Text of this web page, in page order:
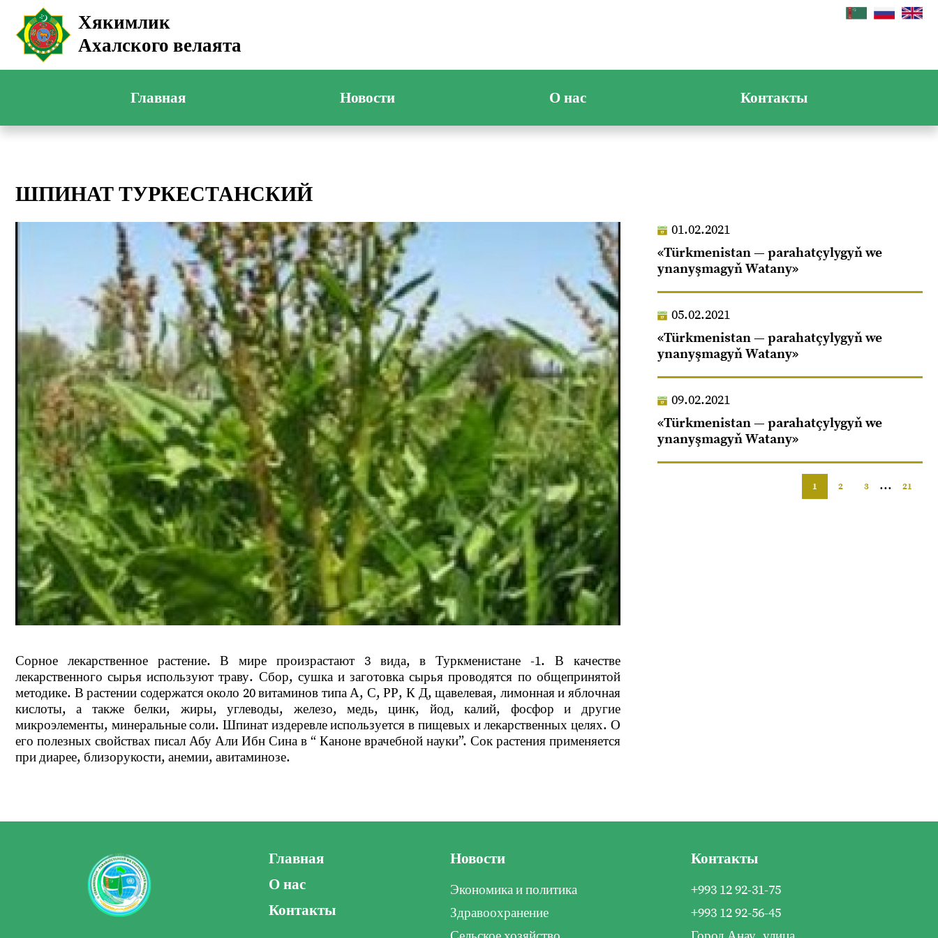
Хякимлик
Ахалского велаята
Главная Новости О нас Контакты
ШПИНАТ ТУРКЕСТАНСКИЙ
Сорное лекарственное растение. В мире произрастают 3 вида, в Туркменистане -1. В качестве
лекарственного сырья используют траву. Сбор, сушка и заготовка сырья проводятся по общепринятой
методике. В растении содержатся около 20 витаминов типа А, С, РР, К Д, щавелевая, лимонная и яблочная
кислоты, а также белки, жиры, углеводы, железо, медь, цинк, йод, калий, фосфор и другие
микроэлементы, минеральные соли. Шпинат издеревле используется в пищевых и лекарственных целях. О
его полезных свойствах писал Абу Али Ибн Сина в “ Каноне врачебной науки”. Сок растения применяется
при диарее, близорукости, анемии, авитаминозе.
01.02.2021
«Türkmenistan — parahatçylygyň we
ynanyşmagyň Watany»
05.02.2021
«Türkmenistan — parahatçylygyň we
ynanyşmagyň Watany»
09.02.2021
«Türkmenistan — parahatçylygyň we
ynanyşmagyň Watany»
1 2 3 ... 21
Главная
О нас
Контакты
Новости
Экономика и политика
Здравоохранение
Контакты
+993 12 92-31-75
+993 12 92-56-45